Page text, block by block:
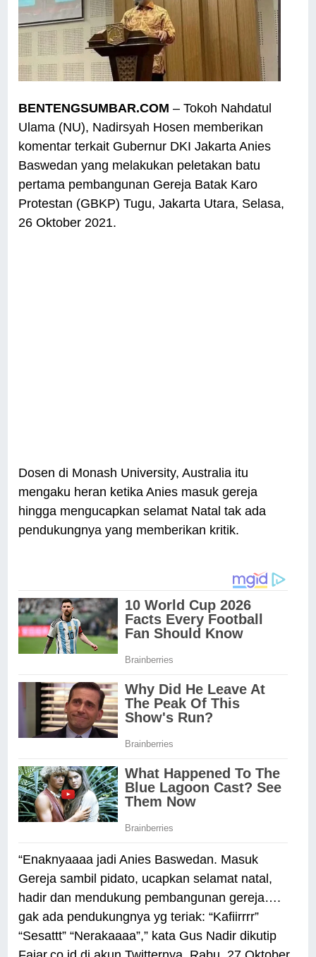
BENTENGSUMBAR.COM – Tokoh Nahdatul
Ulama (NU), Nadirsyah Hosen memberikan
komentar terkait Gubernur DKI Jakarta Anies
Baswedan yang melakukan peletakan batu
pertama pembangunan Gereja Batak Karo
Protestan (GBKP) Tugu, Jakarta Utara, Selasa,
26 Oktober 2021.
Dosen di Monash University, Australia itu
mengaku heran ketika Anies masuk gereja
hingga mengucapkan selamat Natal tak ada
pendukungnya yang memberikan kritik.
“Enaknyaaaa jadi Anies Baswedan. Masuk
Gereja sambil pidato, ucapkan selamat natal,
hadir dan mendukung pembangunan gereja….
gak ada pendukungnya yg teriak: “Kafiirrrr”
“Sesattt” “Nerakaaaa”,” kata Gus Nadir dikutip